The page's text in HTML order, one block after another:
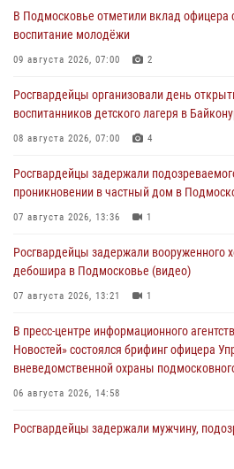
В Подмосковье отметили вклад офицера
воспитание молодёжи
09 августа 2026, 07:00 2
Росгвардейцы организовали день
воспитанников детского лагеря в
08 августа 2026, 07:00 4
Росгвардейцы задержали
проникновении в частный дом в
07 августа 2026, 13:36 1
Росгвардейцы задержали вооруженного
дебошира в Подмосковье (видео)
07 августа 2026, 13:21 1
В пресс-центре информационного
Новостей» состоялся брифинг офицера
вневедомственной охраны
06 августа 2026, 14:58
Росгвардейцы задержали мужчину,